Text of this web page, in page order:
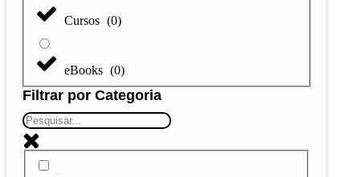
Cursos (0)
eBooks (0)
Filtrar por Categoria